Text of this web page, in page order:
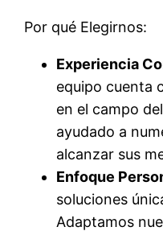
Por qué Elegirnos:
Experiencia
equipo cuenta
en el campo
ayudado a
alcanzar sus
Enfoque
soluciones
Adaptamos